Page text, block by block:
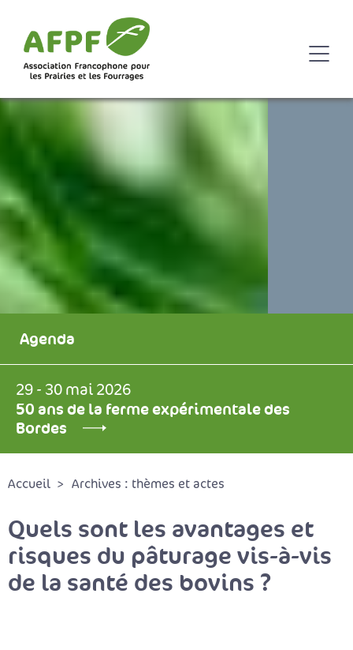
Agenda
29 - 30 mai 2026
50 ans de la ferme expérimentale des
Bordes
Accueil Archives : thèmes et actes
Quels sont les avantages et
risques du pâturage vis-à-vis
de la santé des bovins ?